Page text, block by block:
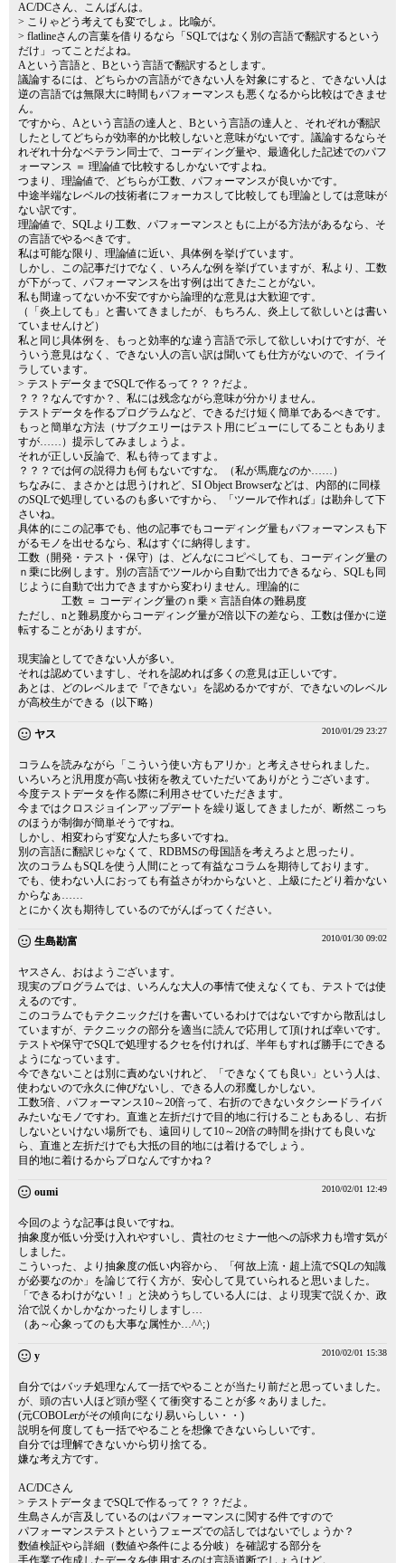
AC/DCさん、こんばんは。
> こりゃどう考えても変でしょ。比喩が。
> flatlineさんの言葉を借りるなら「SQLではなく別の言語で翻訳するという
だけ」ってことだよね。
Aという言語と、Bという言語で翻訳するとします。
議論するには、どちらかの言語ができない人を対象にすると、できない人は
逆の言語では無限大に時間もパフォーマンスも悪くなるから比較はできませ
ん。
ですから、Aという言語の達人と、Bという言語の達人と、それぞれが翻訳
したとしてどちらが効率的か比較しないと意味がないです。議論するならそ
れぞれ十分なベテラン同士で、コーディング量や、最適化した記述でのパフ
ォーマンス ＝ 理論値で比較するしかないですよね。
つまり、理論値で、どちらが工数、パフォーマンスが良いかです。
中途半端なレベルの技術者にフォーカスして比較しても理論としては意味が
ない訳です。
理論値で、SQLより工数、パフォーマンスともに上がる方法があるなら、そ
の言語でやるべきです。
私は可能な限り、理論値に近い、具体例を挙げています。
しかし、この記事だけでなく、いろんな例を挙げていますが、私より、工数
が下がって、パフォーマンスを出す例は出てきたことがない。
私も間違ってないか不安ですから論理的な意見は大歓迎です。
（「炎上しても」と書いてきましたが、もちろん、炎上して欲しいとは書い
ていませんけど）
私と同じ具体例を、もっと効率的な違う言語で示して欲しいわけですが、そ
ういう意見はなく、できない人の言い訳は聞いても仕方がないので、イライ
ラしています。
> テストデータまでSQLで作るって？？？だよ。
？？？なんですか？、私には残念ながら意味が分かりません。
テストデータを作るプログラムなど、できるだけ短く簡単であるべきです。
もっと簡単な方法（サブクエリーはテスト用にビューにしてることもありま
すが……）提示してみましょうよ。
それが正しい反論で、私も待ってますよ。
？？？では何の説得力も何もないですな。（私が馬鹿なのか……）
ちなみに、まさかとは思うけれど、SI Object Browserなどは、内部的に同様
のSQLで処理しているのも多いですから、「ツールで作れば」は勘弁して下
さいね。
具体的にこの記事でも、他の記事でもコーディング量もパフォーマンスも下
がるモノを出せるなら、私はすぐに納得します。
工数（開発・テスト・保守）は、どんなにコピペしても、コーディング量の
ｎ乗に比例します。別の言語でツールから自動で出力できるなら、SQLも同
じように自動で出力できますから変わりません。理論的に
工数 ＝ コーディング量のｎ乗 × 言語自体の難易度
ただし、nと難易度からコーディング量が2倍以下の差なら、工数は僅かに逆
転することがありますが。
現実論としてできない人が多い。
それは認めていますし、それを認めれば多くの意見は正しいです。
あとは、どのレベルまで『できない』を認めるかですが、できないのレベル
が高校生ができる（以下略）
ヤス 2010/01/29 23:27
コラムを読みながら「こういう使い方もアリか」と考えさせられました。
いろいろと汎用度が高い技術を教えていただいてありがとうございます。
今度テストデータを作る際に利用させていただきます。
今まではクロスジョインアップデートを繰り返してきましたが、断然こっち
のほうが制御が簡単そうですね。
しかし、相変わらず変な人たち多いですね。
別の言語に翻訳じゃなくて、RDBMSの母国語を考えろよと思ったり。
次のコラムもSQLを使う人間にとって有益なコラムを期待しております。
でも、使わない人におっても有益さがわからないと、上級にたどり着かない
からなぁ……
とにかく次も期待しているのでがんばってください。
生島勘富 2010/01/30 09:02
ヤスさん、おはようございます。
現実のプログラムでは、いろんな大人の事情で使えなくても、テストでは使
えるのです。
このコラムでもテクニックだけを書いているわけではないですから散乱はし
ていますが、テクニックの部分を適当に読んで応用して頂ければ幸いです。
テストや保守でSQLで処理するクセを付ければ、半年もすれば勝手にできる
ようになっています。
今できないことは別に責めないけれど、「できなくても良い」という人は、
使わないので永久に伸びないし、できる人の邪魔しかしない。
工数5倍、パフォーマンス10～20倍って、右折のできないタクシードライバ
みたいなモノですわ。直進と左折だけで目的地に行けることもあるし、右折
しないといけない場所でも、遠回りして10～20倍の時間を掛けても良いな
ら、直進と左折だけでも大抵の目的地には着けるでしょう。
目的地に着けるからプロなんですかね？
oumi 2010/02/01 12:49
今回のような記事は良いですね。
抽象度が低い分受け入れやすいし、貴社のセミナー他への訴求力も増す気が
しました。
こういった、より抽象度の低い内容から、「何故上流・超上流でSQLの知識
が必要なのか」を論じて行く方が、安心して見ていられると思いました。
「できるわけがない！」と決めうちしている人には、より現実で説くか、政
治で説くかしかなかったりしますし…
（あ～心象ってのも大事な属性か…^^;）
y 2010/02/01 15:38
自分ではバッチ処理なんて一括でやることが当たり前だと思っていました。
が、頭の古い人ほど頭が堅くて衝突することが多々ありました。
(元COBOLerがその傾向になり易いらしい・・)
説明を何度しても一括でやることを想像できないらしいです。
自分では理解できないから切り捨てる。
嫌な考え方です。
AC/DCさん
> テストデータまでSQLで作るって？？？だよ。
生島さんが言及しているのはパフォーマンスに関する件ですので
パフォーマンステストというフェーズでの話しではないでしょうか？
数値検証やら詳細（数値や条件による分岐）を確認する部分を